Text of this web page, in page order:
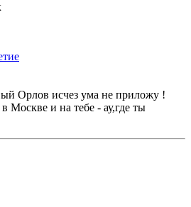
Орлов исчез ума не приложу !
Москве и на тебе - ау,где ты